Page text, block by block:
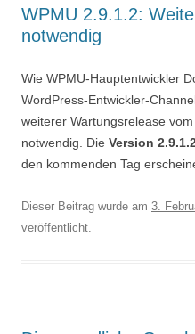
WPMU 2.9.1.2:
notwendig
Wie WPMU-Hauptentwickler
WordPress-Entwickler-
weiterer Wartungsrelease
notwendig. Die Version
den kommenden Tag
Dieser Beitrag wurde am 3.
veröffentlicht.